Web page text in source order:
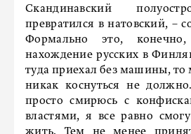
Скандинавский
превратился в натовский, –
Формально это,
нахождение русских в
туда приехал без машины, то
никак коснуться не
просто смирюсь с
властями, я все равно